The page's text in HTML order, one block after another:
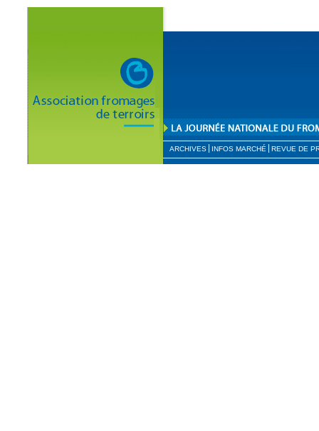
ARCHIVES INFOS MARCHÉ REVUE DE